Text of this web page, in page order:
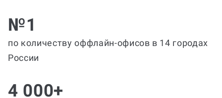
№1
по количеству оффлайн-офисов в 14 городах
России
4 000+